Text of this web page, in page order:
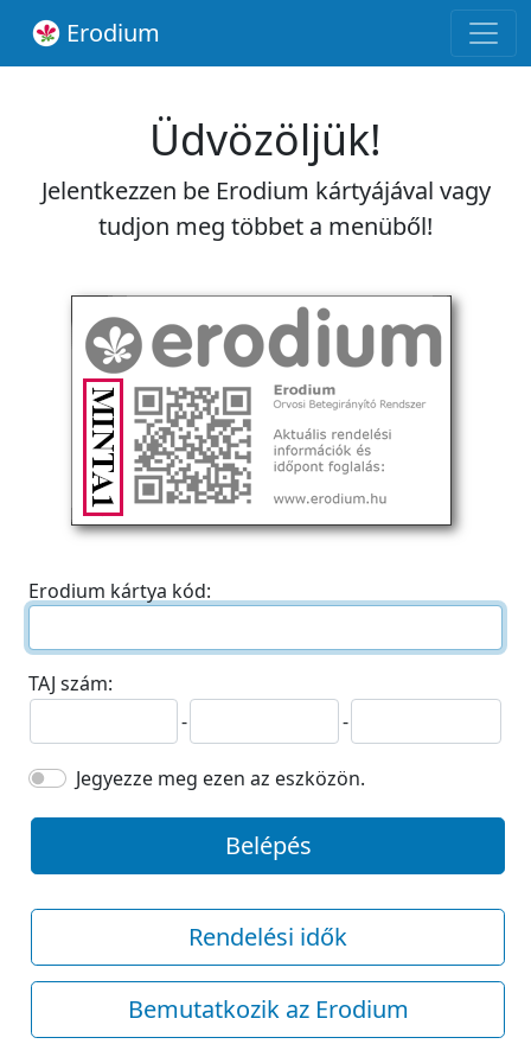
Erodium
Üdvözöljük!
Jelentkezzen be Erodium kártyájával vagy
tudjon meg többet a menüből!
Erodium kártya kód:
TAJ szám:
-
-
Jegyezze meg ezen az eszközön.
Belépés
Rendelési idők
Bemutatkozik az Erodium